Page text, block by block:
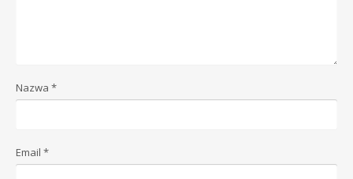
Nazwa *
Email *